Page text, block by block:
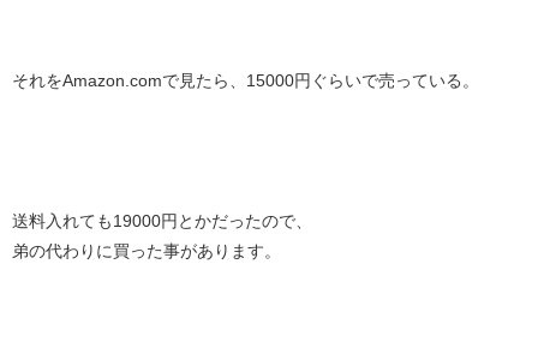
それをAmazon.comで見たら、15000円ぐらいで売っている。
送料入れても19000円とかだったので、
弟の代わりに買った事があります。